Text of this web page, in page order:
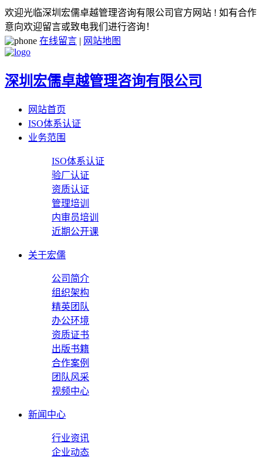
欢迎光临深圳宏儒卓越管理咨询有限公司官方网站 ! 如有合作
意向欢迎留言或致电我们进行咨询！
在线留言 | 网站地图
深圳宏儒卓越管理咨询有限公司
网站首页
ISO体系认证
业务范围
ISO体系认证
验厂认证
资质认证
管理培训
内审员培训
近期公开课
关于宏儒
公司简介
组织架构
精英团队
办公环境
资质证书
出版书籍
合作案例
团队风采
视频中心
新闻中心
行业资讯
企业动态